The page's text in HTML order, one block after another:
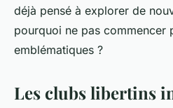
déjà pensé à explorer de
pourquoi ne pas commencer
emblématiques ?
Les clubs libertins